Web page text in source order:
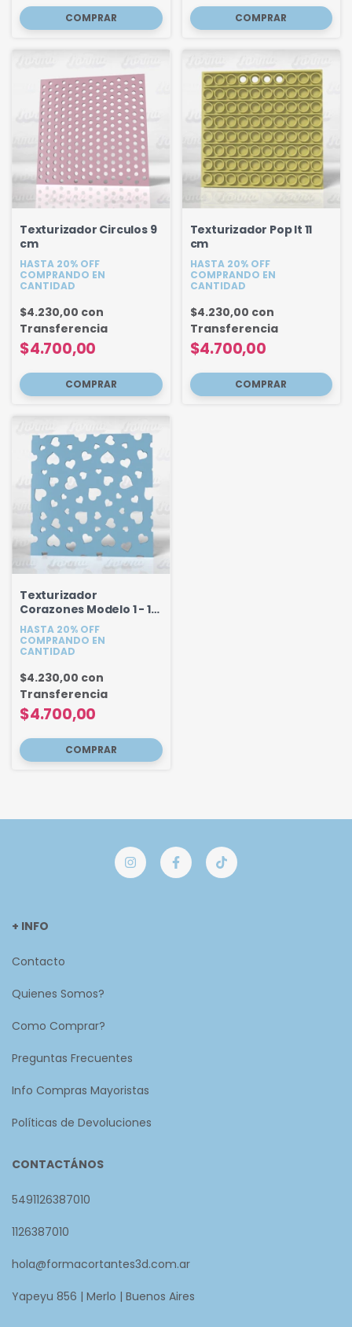
Texturizador Circulos 9
cm
HASTA 20% OFF
COMPRANDO EN
CANTIDAD
$4.700,00
$4.230,00 con
Transferencia
Texturizador Pop It 11
cm
HASTA 20% OFF
COMPRANDO EN
CANTIDAD
$4.700,00
$4.230,00 con
Transferencia
Texturizador
Corazones Modelo 1 - 12
cm
HASTA 20% OFF
COMPRANDO EN
CANTIDAD
$4.700,00
$4.230,00 con
Transferencia
+ INFO
Contacto
Quienes Somos?
Como Comprar?
Preguntas Frecuentes
Info Compras Mayoristas
Políticas de Devoluciones
CONTACTÁNOS
5491126387010
1126387010
hola@formacortantes3d.com.ar
Yapeyu 856 | Merlo | Buenos Aires